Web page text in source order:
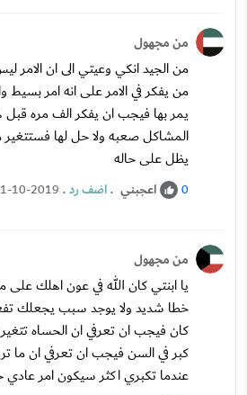
من مجهول
من الجيد انكي وعيتي الى ان
من يفكر في الامر على انه امر بسيط
يمر بها فيجب ان يفكر الف مره قبل
المشاكل صعبه ولا حل لها
يظل على حاله
0 اعجبني .اضف رد.
10-2019
من مجهول
يا ابنتي كان الله في عون اهلك على
خطا شديد ولا يوجد سبب يجعلك
كان فيجب ان تعرفي ان الحساه
كبر في السن فيجب ان تعرفي ان ما
عندما تكبري اكثر سيكون امر عادي